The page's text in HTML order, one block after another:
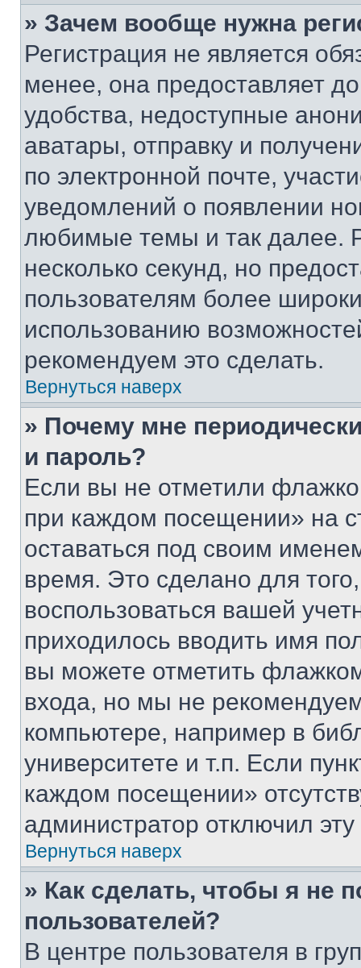
» Зачем вообще нужна
Регистрация не является
менее, она предоставляет
удобства, недоступные
аватары, отправку и
по электронной почте,
уведомлений о появлении
любимые темы и так далее.
несколько секунд, но
пользователям более
использованию
рекомендуем это сделать.
Вернуться наверх
» Почему мне
и пароль?
Если вы не отметили
при каждом посещении» на
оставаться под своим
время. Это сделано для
воспользоваться вашей
приходилось вводить имя
вы можете отметить
входа, но мы не
компьютере, например в
университете и т.п. Если
каждом посещении»
администратор отключил
Вернуться наверх
» Как сделать, чтобы я не
пользователей?
В центре пользователя в